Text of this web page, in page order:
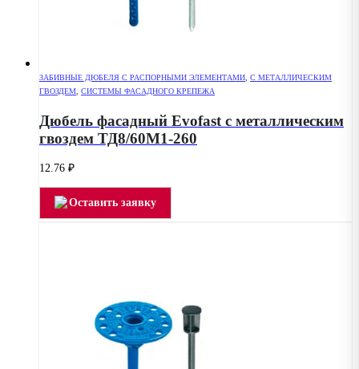
ЗАБИВНЫЕ ДЮБЕЛЯ С РАСПОРНЫМИ ЭЛЕМЕНТАМИ С МЕТАЛЛИЧЕСКИМ
ГВОЗДЕМ СИСТЕМЫ ФАСАДНОГО КРЕПЕЖА
Дюбель фасадный Evofast с металлическим
гвоздем ТД8/60М1-260
12.76 ₽
Оставить заявку